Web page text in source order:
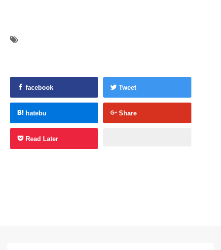
facebook Tweet
hatebu Share
Read Later